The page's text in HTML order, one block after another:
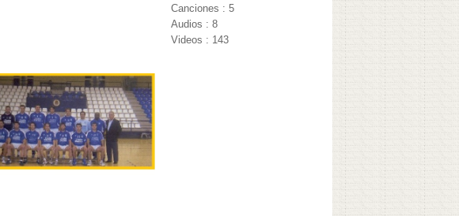
Canciones : 5
Audios : 8
Videos : 143